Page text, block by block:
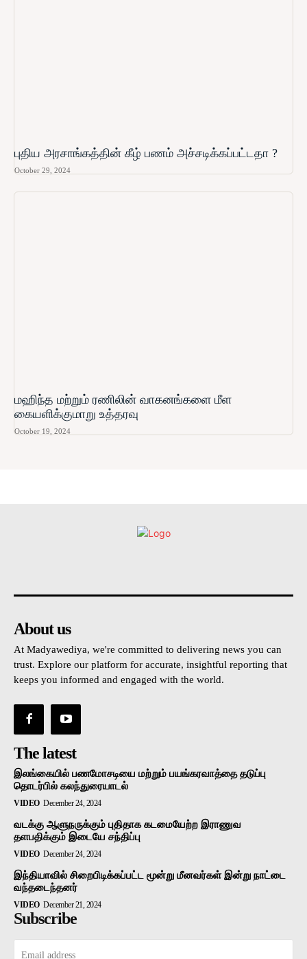
புதிய அரசாங்கத்தின் கீழ் பணம் அச்சடிக்கப்பட்டதா ?
October 29, 2024
மஹிந்த மற்றும் ரணிலின் வாகனங்களை மீள
கையளிக்குமாறு உத்தரவு
October 19, 2024
About us
At Madyawediya, we're committed to delivering news you can
trust. Explore our platform for accurate, insightful reporting that
keeps you informed and engaged with the world.
The latest
இலங்கையில் பணமோசடியை மற்றும் பயங்கரவாத்தை தடுப்பு
தொடர்பில் கலந்துரையாடல்
VIDEO December 24, 2024
வடக்கு ஆளுநருக்கும் புதிதாக கடமையேற்ற இராணுவ
தளபதிக்கும் இடையே சந்திப்பு
VIDEO December 24, 2024
இந்தியாவில் சிறைபிடிக்கப்பட்ட மூன்று மீனவர்கள் இன்று நாட்டை
வந்தடைந்தனர்
VIDEO December 21, 2024
Subscribe